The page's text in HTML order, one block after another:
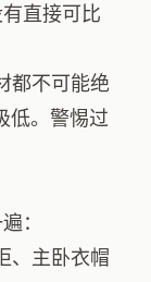
直接可比
都不可能绝
低。警惕过
：
、主卧衣帽